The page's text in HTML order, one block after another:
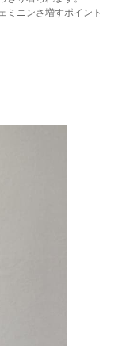
ミニンさ増すポイント